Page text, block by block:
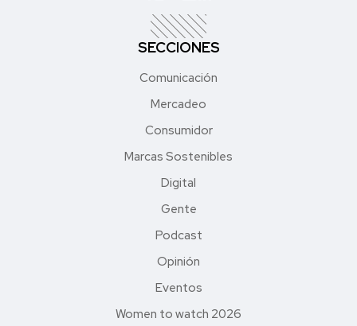
SECCIONES
Comunicación
Mercadeo
Consumidor
Marcas Sostenibles
Digital
Gente
Podcast
Opinión
Eventos
Women to watch 2026